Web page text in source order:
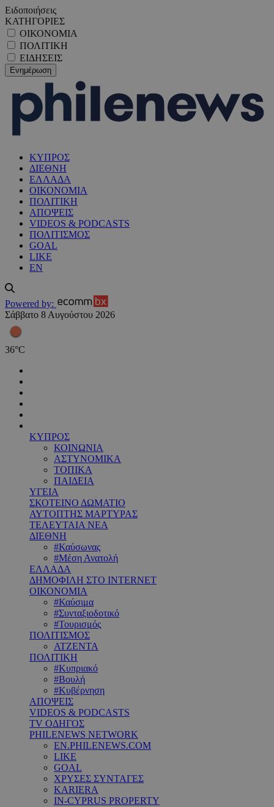
Ειδοποιήσεις
ΚΑΤΗΓΟΡΙΕΣ
ΟΙΚΟΝΟΜΙΑ
ΠΟΛΙΤΙΚΗ
ΕΙΔΗΣΕΙΣ
ΚΥΠΡΟΣ
ΔΙΕΘΝΗ
ΕΛΛΑΔΑ
ΟΙΚΟΝΟΜΙΑ
ΠΟΛΙΤΙΚΗ
ΑΠΟΨΕΙΣ
VIDEOS & PODCASTS
ΠΟΛΙΤΙΣΜΟΣ
GOAL
LIKE
EN
Powered by:
Σάββατο 8 Αυγούστου 2026
36°C
ΚΥΠΡΟΣ
ΚΟΙΝΩΝΙΑ
ΑΣΤΥΝΟΜΙΚΑ
ΤΟΠΙΚΑ
ΠΑΙΔΕΙΑ
ΥΓΕΙΑ
ΣΚΟΤΕΙΝΟ ΔΩΜΑΤΙΟ
ΑΥΤΟΠΤΗΣ ΜΑΡΤΥΡΑΣ
ΤΕΛΕΥΤΑΙΑ ΝΕΑ
ΔΙΕΘΝΗ
#Καύσωνας
#Μέση Ανατολή
ΕΛΛΑΔΑ
ΔΗΜΟΦΙΛΗ ΣΤΟ INTERNET
ΟΙΚΟΝΟΜΙΑ
#Καύσιμα
#Συνταξιοδοτικό
#Τουρισμός
ΠΟΛΙΤΙΣΜΟΣ
ΑΤΖΕΝΤΑ
ΠΟΛΙΤΙΚΗ
#Κυπριακό
#Βουλή
#Κυβέρνηση
ΑΠΟΨΕΙΣ
VIDEOS & PODCASTS
TV ΟΔΗΓΟΣ
PHILENEWS NETWORK
EN.PHILENEWS.COM
LIKE
GOAL
ΧΡΥΣΕΣ ΣΥΝΤΑΓΕΣ
KARIERA
IN-CYPRUS PROPERTY